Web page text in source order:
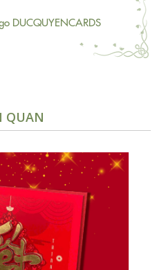
DUCQUYENCARDS
QUAN